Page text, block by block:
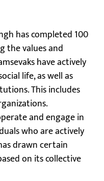
has completed 100
the values and
have actively
life, as well as
This includes
and engage in
who are actively
drawn certain
on its collective